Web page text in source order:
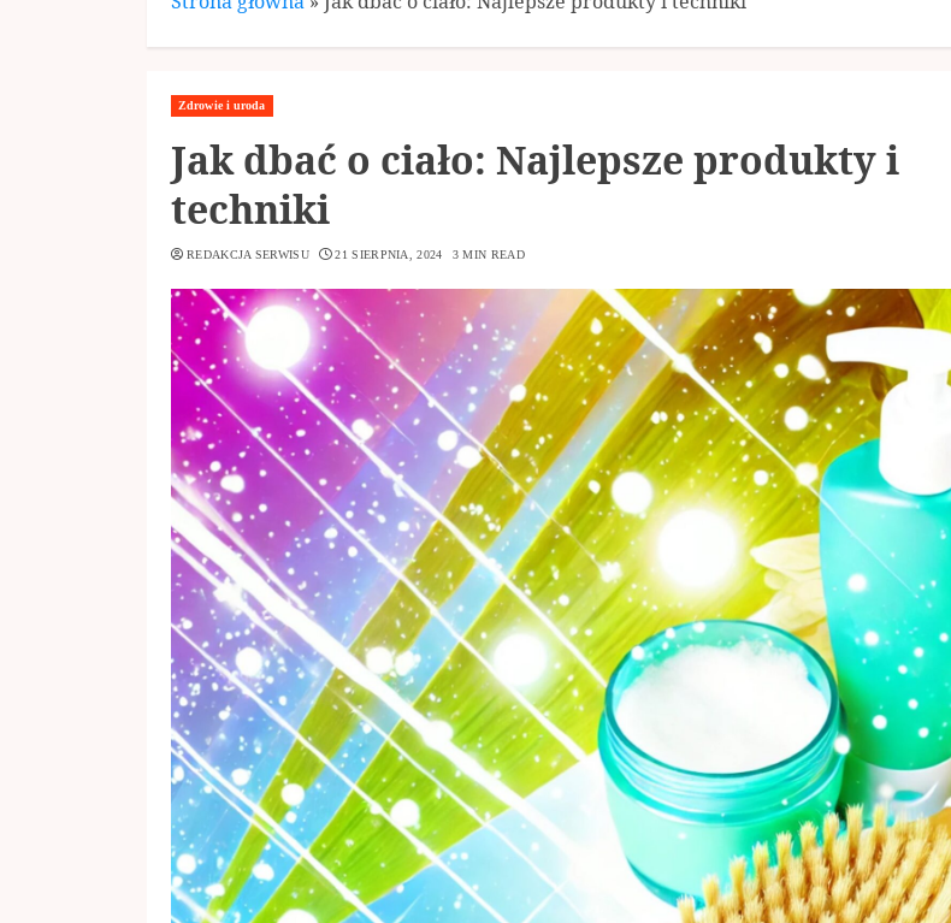
Zdrowie i uroda
Jak dbać o ciało: Najlepsze produkty i
techniki
REDAKCJA SERWISU 21 SIERPNIA, 2024 3 MIN READ